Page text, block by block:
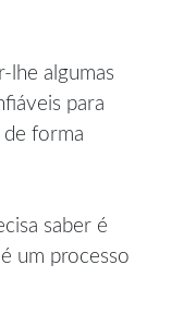
lhe algumas
para
de forma
saber é
um processo